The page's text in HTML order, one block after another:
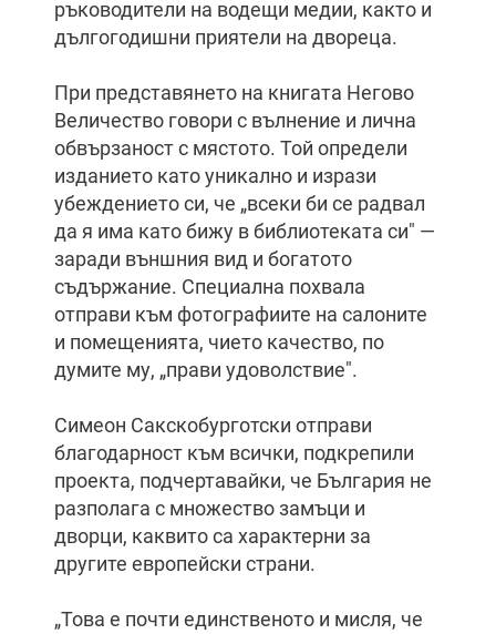
ръководители на водещи медии, както и
дългогодишни приятели на двореца.
При представянето на книгата Негово
Величество говори с вълнение и лична
обвързаност с мястото. Той определи
изданието като уникално и изрази
убеждението си, че „всеки би се радвал
да я има като бижу в библиотеката си" —
заради външния вид и богатото
съдържание. Специална похвала
отправи към фотографиите на салоните
и помещенията, чието качество, по
думите му, „прави удоволствие".
Симеон Сакскобурготски отправи
благодарност към всички, подкрепили
проекта, подчертавайки, че България не
разполага с множество замъци и
дворци, каквито са характерни за
другите европейски страни.
„Това е почти единственото и мисля, че